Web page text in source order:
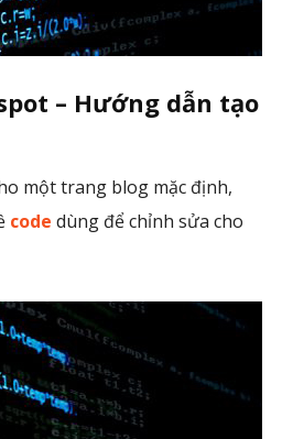
– Hướng dẫn tạo
một trang blog mặc định,
code dùng để chỉnh sửa cho